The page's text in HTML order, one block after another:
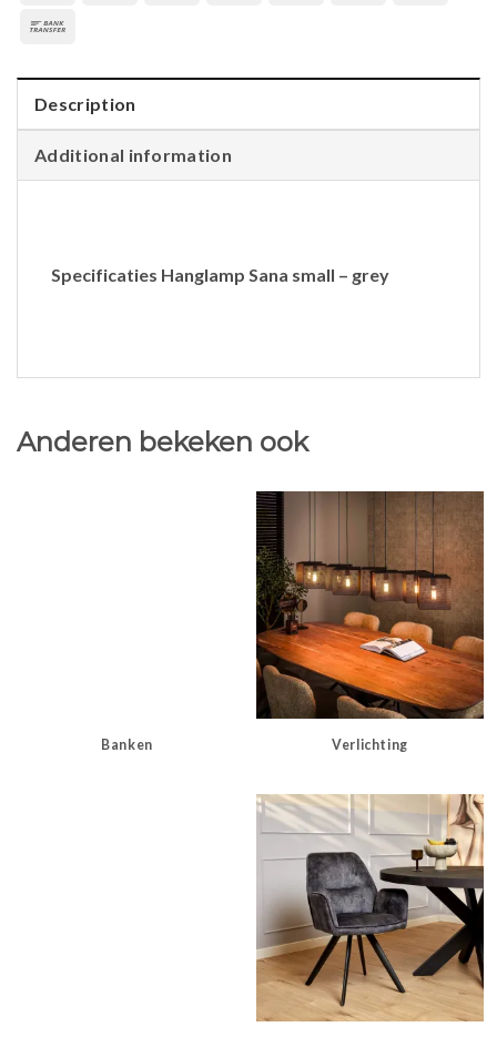
Description
Additional information
Specificaties Hanglamp Sana small – grey
Anderen bekeken ook
Banken Verlichting